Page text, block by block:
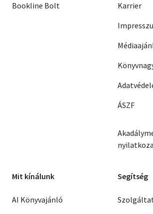
Bookline Bolt
Karrier
ÁSZF
Mit kínálunk
AI Könyvajánló
Segítség